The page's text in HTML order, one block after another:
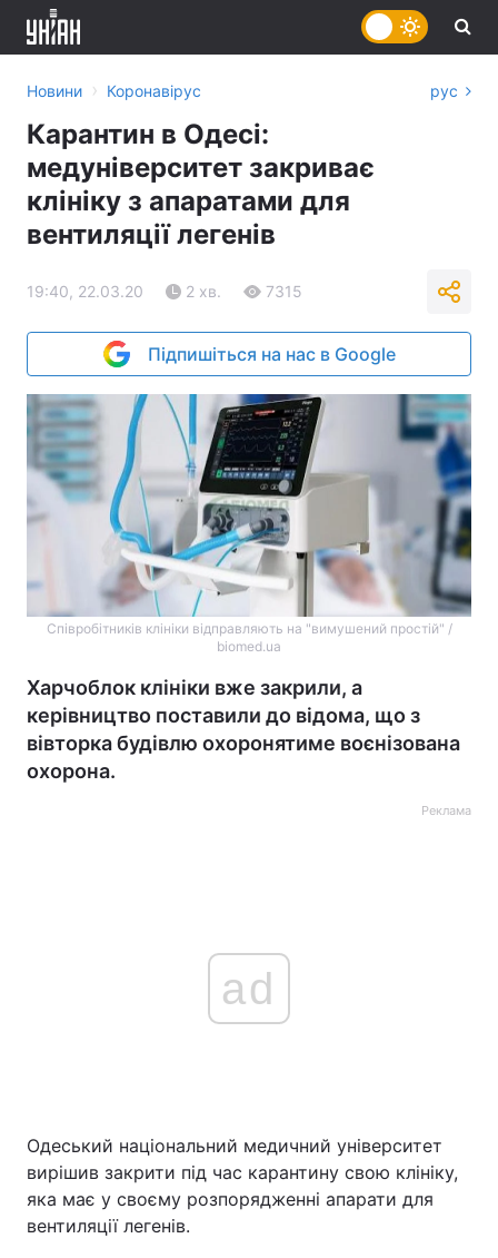
Україна Політика
Спорт
Новини › Коронавірус рус
Карантин в Одесі:
медуніверситет закриває
клініку з апаратами для
вентиляції легенів
19:40, 22.03.20 2 хв. 7315
Підпишіться на нас в Google
Співробітників клініки відправляють на "вимушений простій" /
biomed.ua
Харчоблок клініки вже закрили, а
керівництво поставили до відома, що з
вівторка будівлю охоронятиме воєнізована
охорона.
Реклама
ad
Одеський національний медичний університет
вирішив закрити під час карантину свою клініку,
яка має у своєму розпорядженні апарати для
вентиляції легенів.